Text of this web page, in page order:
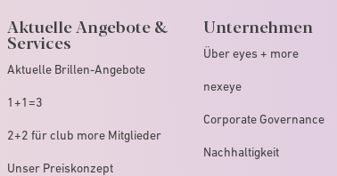
Aktuelle Angebote &
Services
Aktuelle Brillen-Angebote
1+1=3
2+2 für club more Mitglieder
Unser Preiskonzept
Unternehmen
Über eyes + more
nexeye
Corporate Governance
Nachhaltigkeit